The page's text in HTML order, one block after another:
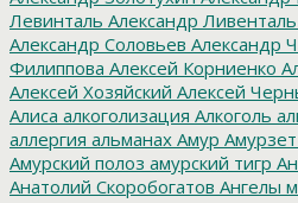
Левинталь Александр Ливенталь
Александр Соловьев Александр
Филиппова Алексей Корниенко
Алексей Хозяйский Алексей
Алиса алкоголизация Алкоголь
аллергия альманах Амур Амурзет
Амурский полоз амурский тигр
Анатолий Скоробогатов Ангелы